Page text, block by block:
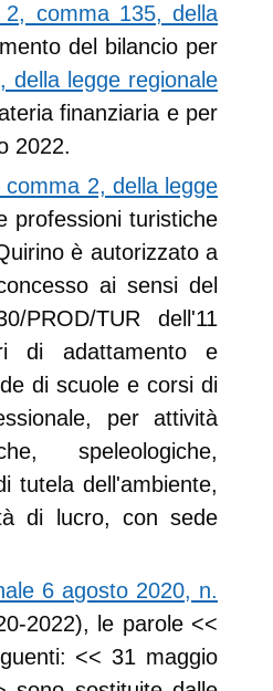
2, comma 135, della
del bilancio per
della legge regionale
finanziaria e per
2022.
2, della legge
professioni turistiche
è autorizzato a
ai sensi del
PROD/TUR dell'11
di adattamento e
di scuole e corsi di
per attività
speleologiche,
tutela dell'ambiente,
di lucro, con sede
6 agosto 2020, n.
2022), le parole <<
<< 31 maggio